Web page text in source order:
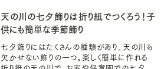
天の川の七夕飾りは折り紙でつくろう！子
供にも簡単な季節飾り
七夕飾りにはたくさんの種類があり、天の川も
欠かせない飾りの一つ。楽しく簡単に作れる